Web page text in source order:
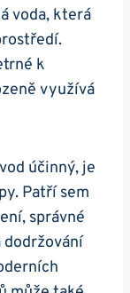
voda, která
k
využívá
účinný, je
Patří sem
správné
dodržování